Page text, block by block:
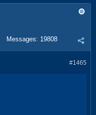
Messages: 19808
#1465